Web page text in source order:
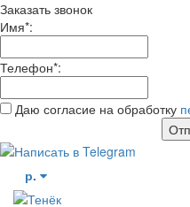
Заказать звонок
Имя*:
Телефон*:
Даю согласие на обработку
р.